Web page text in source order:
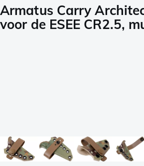
Armatus Carry
voor de ESEE CR2.5,